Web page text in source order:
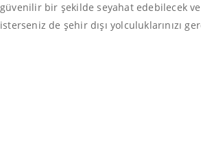
güvenilir bir şekilde seyahat edebilecek
isterseniz de şehir dışı yolculuklarınızı